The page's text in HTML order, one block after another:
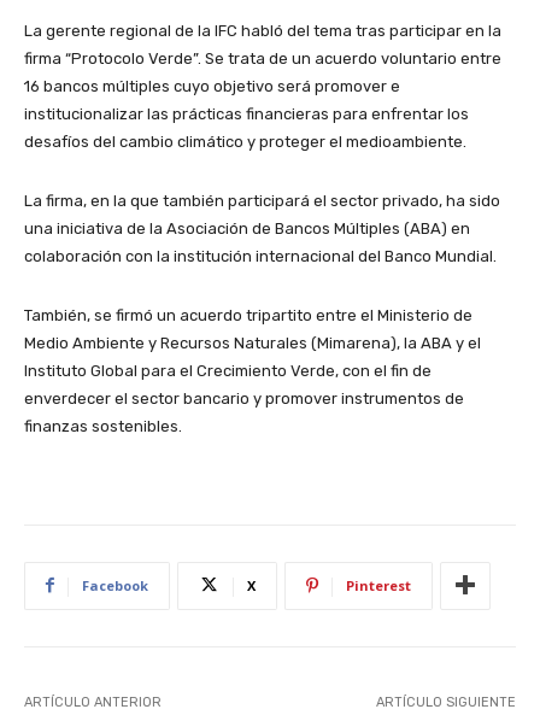
La gerente regional de la IFC habló del tema tras participar en la
firma “Protocolo Verde”. Se trata de un acuerdo voluntario entre
16 bancos múltiples cuyo objetivo será promover e
institucionalizar las prácticas financieras para enfrentar los
desafíos del cambio climático y proteger el medioambiente.
La firma, en la que también participará el sector privado, ha sido
una iniciativa de la Asociación de Bancos Múltiples (ABA) en
colaboración con la institución internacional del Banco Mundial.
También, se firmó un acuerdo tripartito entre el Ministerio de
Medio Ambiente y Recursos Naturales (Mimarena), la ABA y el
Instituto Global para el Crecimiento Verde, con el fin de
enverdecer el sector bancario y promover instrumentos de
finanzas sostenibles.
Facebook X Pinterest
ARTÍCULO ANTERIOR ARTÍCULO SIGUIENTE